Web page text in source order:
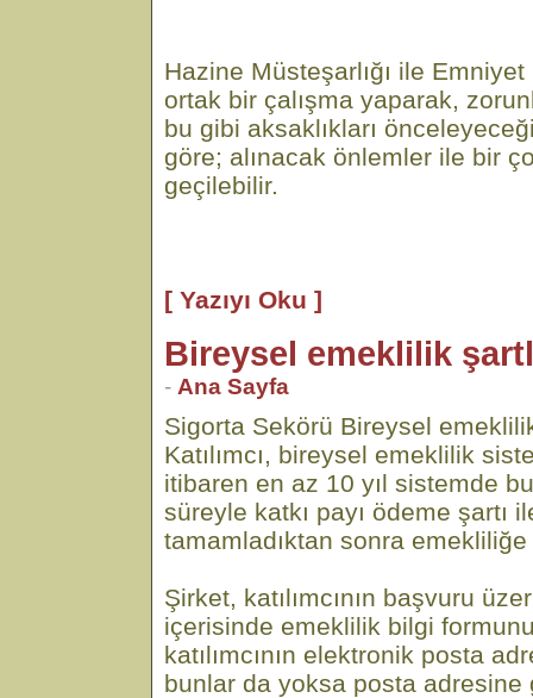
Hazine Müsteşarlığı ile
ortak bir çalışma yaparak,
bu gibi aksaklıkları
göre; alınacak önlemler ile bir
geçilebilir.
[ Yazıyı Oku ]
Bireysel emeklilik
- Ana Sayfa
Sigorta Sekörü Bireysel
Katılımcı, bireysel emeklilik
itibaren en az 10 yıl sistemde
süreyle katkı payı ödeme şartı
tamamladıktan sonra emekliliğe
Şirket, katılımcının başvuru
içerisinde emeklilik bilgi
katılımcının elektronik posta
bunlar da yoksa posta adresine